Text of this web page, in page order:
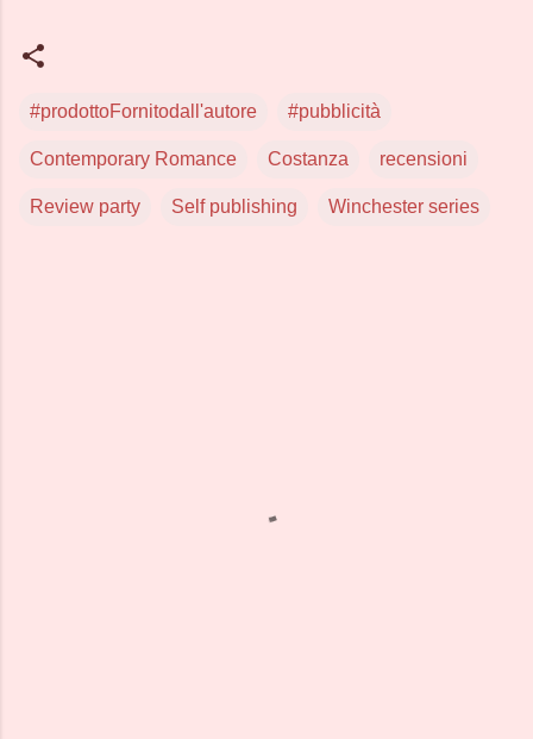
#prodottoFornitodall'autore #pubblicità
Contemporary Romance Costanza recensioni
Review party Self publishing Winchester series